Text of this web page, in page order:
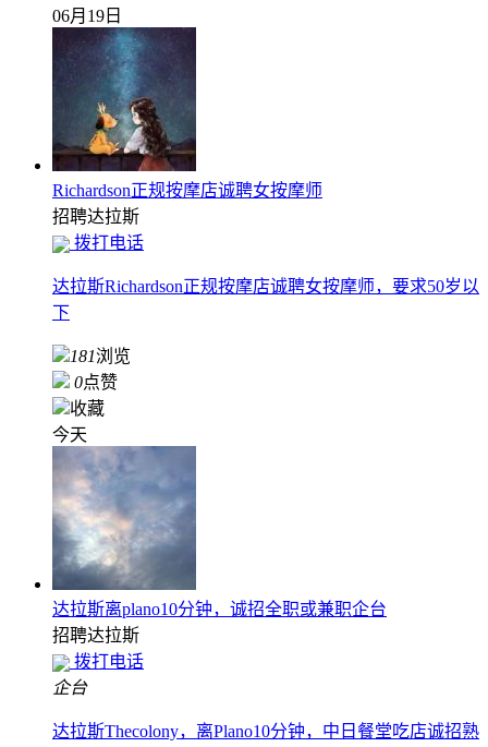
06月19日
Richardson正规按摩店诚聘女按摩师
招聘达拉斯
拨打电话
达拉斯Richardson正规按摩店诚聘女按摩师，要求50岁以
下
181浏览
0点赞
收藏
今天
达拉斯离plano10分钟，诚招全职或兼职企台
招聘达拉斯
拨打电话
企台
达拉斯Thecolony，离Plano10分钟，中日餐堂吃店诚招熟